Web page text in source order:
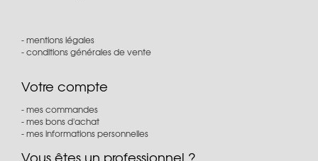
mentions légales
conditions générales de vente
Votre compte
mes commandes
mes bons d'achat
mes informations personnelles
Vous êtes un professionnel ?